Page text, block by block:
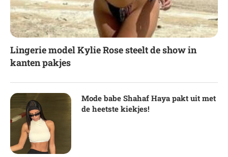
Lingerie model Kylie Rose steelt de show in
kanten pakjes
Mode babe Shahaf Haya pakt uit met
de heetste kiekjes!